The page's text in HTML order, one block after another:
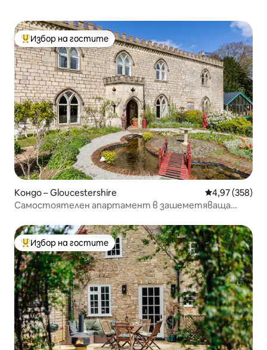
Най-популярен избор на гостите
Избор на гостите
Кондо – Gloucestershire Средна
4,97 (358)
Самостоятелен апартамент в зашеметяваща
Най-популярен избор на гостите
Избор на гостите